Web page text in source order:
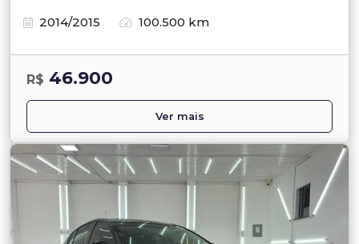
2014/2015
100.500 km
R$ 46.900
Ver mais